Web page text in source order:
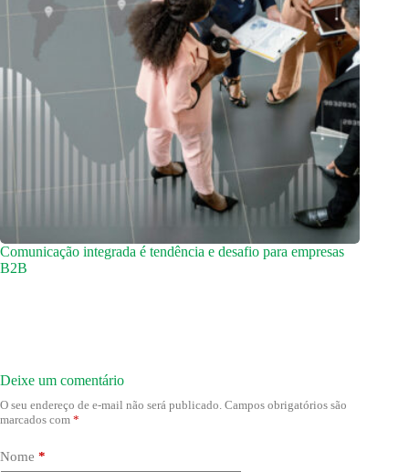
Comunicação integrada é tendência e desafio para empresas
B2B
Deixe um comentário
O seu endereço de e-mail não será publicado. Campos obrigatórios são
marcados com *
Nome *